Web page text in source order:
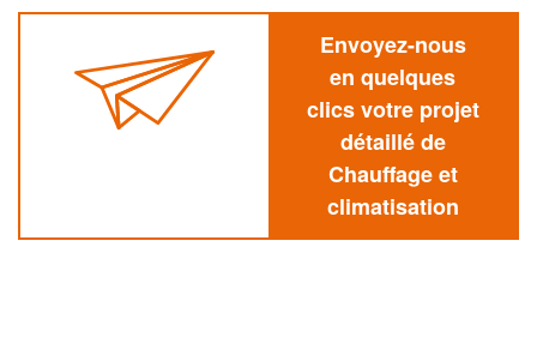
Envoyez-nous
en quelques
clics votre projet
détaillé de
Chauffage et
climatisation